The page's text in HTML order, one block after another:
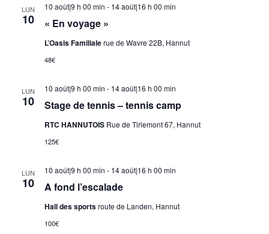
LUN
10 « En voyage »
10 août|9 h 00 min - 14 août|16 h 00 min
L’Oasis Familialerue de Wavre 22B, Hannut
48€
LUN
10 Stage de tennis – tennis camp
10 août|9 h 00 min - 14 août|16 h 00 min
RTC HANNUTOIS Rue de Tirlemont 67, Hannut
125€
LUN
10 A fond l’escalade
10 août|9 h 00 min - 14 août|16 h 00 min
Hall des sportsroute de Landen, Hannut
100€